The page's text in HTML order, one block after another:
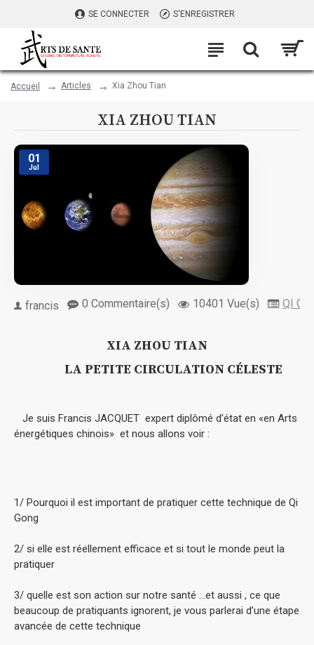
SE CONNECTER S'ENREGISTRER
Accueil Articles Xia Zhou Tian
XIA ZHOU TIAN
01
Jul
francis 0 Commentaire(s) 10401 Vue(s) QI
XIA ZHOU TIAN
LA PETITE CIRCULATION CÉLESTE
Je suis Francis JACQUET expert diplômé d’état en «en Arts
énergétiques chinois» et nous allons voir :
1/ Pourquoi il est important de pratiquer cette technique de Qi
Gong
2/ si elle est réellement efficace et si tout le monde peut la
pratiquer
3/ quelle est son action sur notre santé …et aussi , ce que
beaucoup de pratiquants ignorent, je vous parlerai d’une étape
avancée de cette technique